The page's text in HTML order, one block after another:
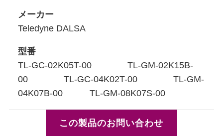
メーカー
Teledyne DALSA
型番
TL-GC-02K05T-00 TL-GM-02K15B-
00 TL-GC-04K02T-00 TL-GM-
04K07B-00 TL-GM-08K07S-00
この製品のお問い合わせ